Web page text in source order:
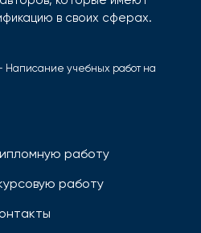
в своих сферах.
учебных работ на
работу
работу